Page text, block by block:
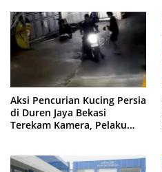
Aksi Pencurian Kucing Persia
di Duren Jaya Bekasi
Terekam Kamera, Pelaku